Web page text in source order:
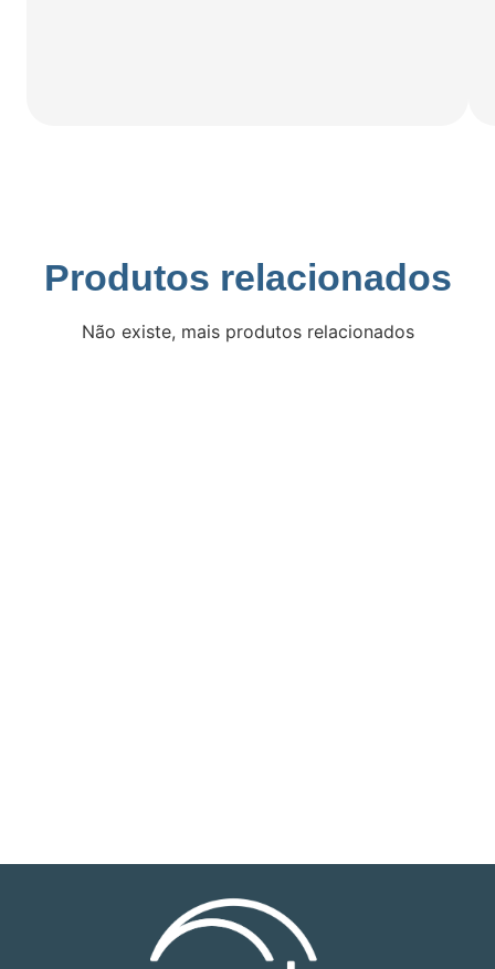
Produtos relacionados
Não existe, mais produtos relacionados